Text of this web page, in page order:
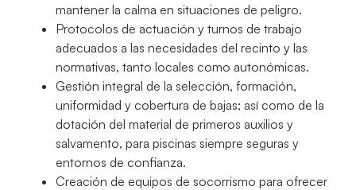
mantener la calma en situaciones de peligro.
Protocolos de actuación y turnos de trabajo
adecuados a las necesidades del recinto y las
normativas, tanto locales como autonómicas.
Gestión integral de la selección, formación,
uniformidad y cobertura de bajas; así como de la
dotación del material de primeros auxilios y
salvamento, para piscinas siempre seguras y
entornos de confianza.
Creación de equipos de socorrismo para ofrecer